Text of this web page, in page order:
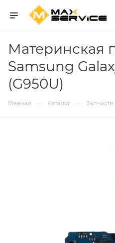
Материнская
Samsung
(G950U)
Главная — Каталог — Запчасти